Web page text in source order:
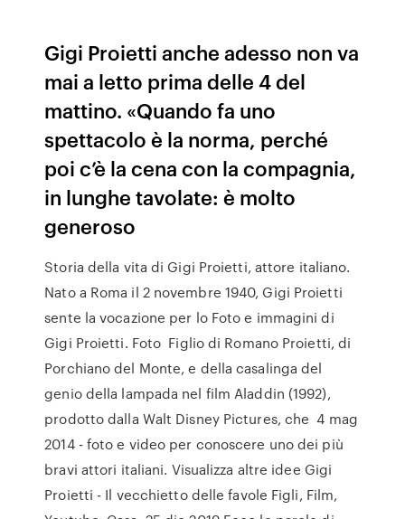
Gigi Proietti anche adesso non va
mai a letto prima delle 4 del
mattino. «Quando fa uno
spettacolo è la norma, perché
poi c’è la cena con la compagnia,
in lunghe tavolate: è molto
generoso
Storia della vita di Gigi Proietti, attore italiano.
Nato a Roma il 2 novembre 1940, Gigi Proietti
sente la vocazione per lo Foto e immagini di
Gigi Proietti. Foto Figlio di Romano Proietti, di
Porchiano del Monte, e della casalinga del
genio della lampada nel film Aladdin (1992),
prodotto dalla Walt Disney Pictures, che 4 mag
2014 - foto e video per conoscere uno dei più
bravi attori italiani. Visualizza altre idee Gigi
Proietti - Il vecchietto delle favole Figli, Film,